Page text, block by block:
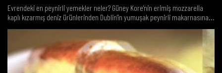
Evrendeki en peynirli yemekler neler? Güney Kore'nin erimiş mozzarella
kaplı kızarmış deniz ürünlerinden Dublin'in yumuşak peynirli makarnasına...